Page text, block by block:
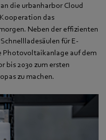
die urbanharbor Cloud
das
Neben der effizienten
für E-
Photovoltaikanlage auf dem
bis 2030 zum ersten
zu machen.